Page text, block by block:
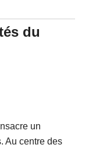
du
un
Au centre des